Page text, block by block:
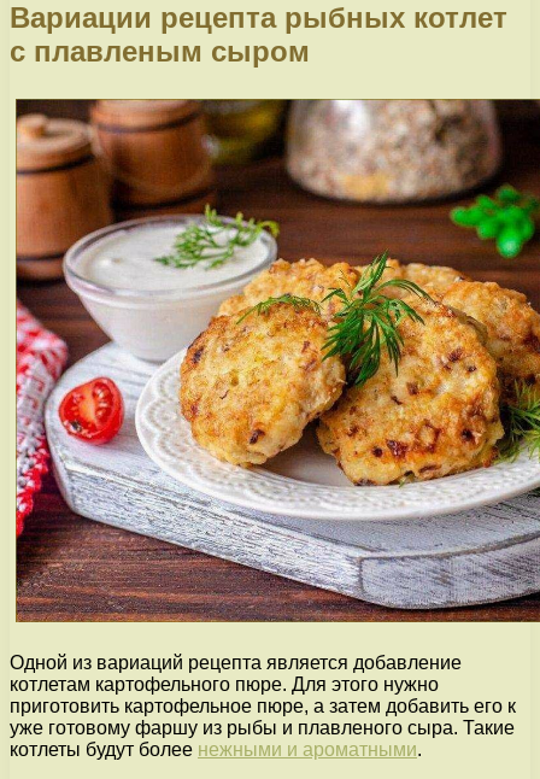
Вариации рецепта рыбных котлет
с плавленым сыром
Одной из вариаций рецепта является добавление
котлетам картофельного пюре. Для этого нужно
приготовить картофельное пюре, а затем добавить его к
уже готовому фаршу из рыбы и плавленого сыра. Такие
котлеты будут более нежными и ароматными.